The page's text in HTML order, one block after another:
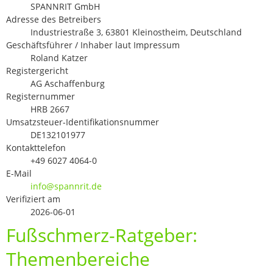
SPANNRIT GmbH
Adresse des Betreibers
Industriestraße 3, 63801 Kleinostheim, Deutschland
Geschäftsführer / Inhaber laut Impressum
Roland Katzer
Registergericht
AG Aschaffenburg
Registernummer
HRB 2667
Umsatzsteuer-Identifikationsnummer
DE132101977
Kontakttelefon
+49 6027 4064-0
E-Mail
info@spannrit.de
Verifiziert am
2026-06-01
Fußschmerz-Ratgeber:
Themenbereiche